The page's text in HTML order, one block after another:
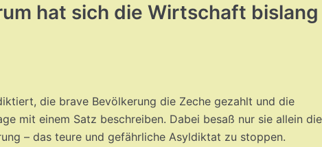
hat sich die Wirtschaft bislang
die brave Bevölkerung die Zeche gezahlt und die
mit einem Satz beschreiben. Dabei besaß nur sie allein die
– das teure und gefährliche Asyldiktat zu stoppen.